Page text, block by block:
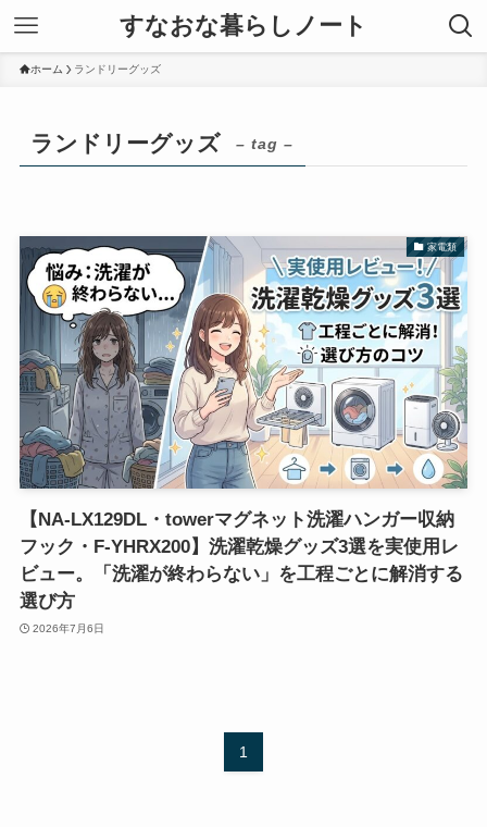
すなおな暮らしノート
ホーム ランドリーグッズ
ランドリーグッズ – tag –
家電類
【NA-LX129DL・towerマグネット洗濯ハンガー収納
フック・F-YHRX200】洗濯乾燥グッズ3選を実使用レ
ビュー。「洗濯が終わらない」を工程ごとに解消する
選び方
2026年7月6日
1